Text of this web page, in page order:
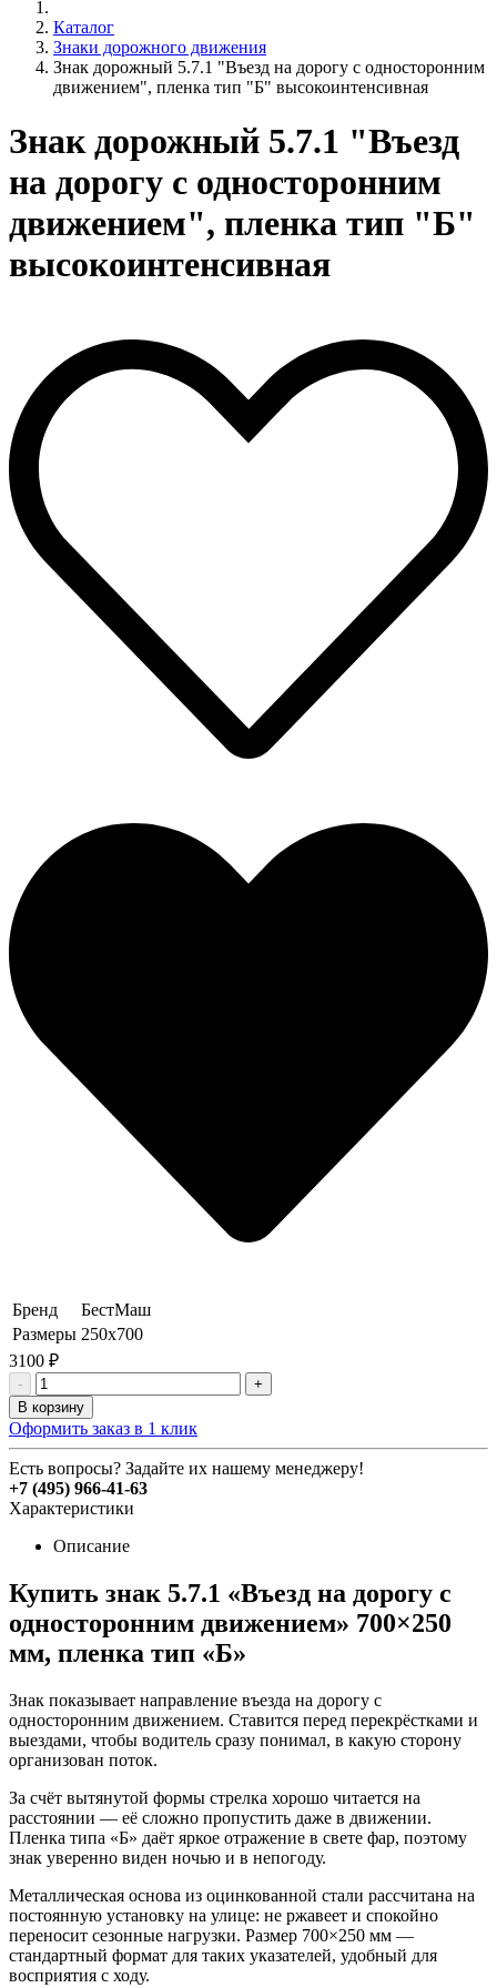
Каталог
Знаки дорожного движения
Знак дорожный 5.7.1 "Въезд на дорогу с односторонним
движением", пленка тип "Б" высокоинтенсивная
Знак дорожный 5.7.1 "Въезд
на дорогу с односторонним
движением", пленка тип "Б"
высокоинтенсивная
Бренд
БестМаш
Размеры 250х700
3100 ₽
-
+
В корзину
Оформить заказ в 1 клик
Есть вопросы? Задайте их нашему менеджеру!
+7 (495) 966-41-63
Характеристики
Описание
Купить знак 5.7.1 «Въезд на дорогу с
односторонним движением» 700×250
мм, пленка тип «Б»
Знак показывает направление въезда на дорогу с
односторонним движением. Ставится перед перекрёстками и
выездами, чтобы водитель сразу понимал, в какую сторону
организован поток.
За счёт вытянутой формы стрелка хорошо читается на
расстоянии — её сложно пропустить даже в движении.
Пленка типа «Б» даёт яркое отражение в свете фар, поэтому
знак уверенно виден ночью и в непогоду.
Металлическая основа из оцинкованной стали рассчитана на
постоянную установку на улице: не ржавеет и спокойно
переносит сезонные нагрузки. Размер 700×250 мм —
стандартный формат для таких указателей, удобный для
восприятия с ходу.